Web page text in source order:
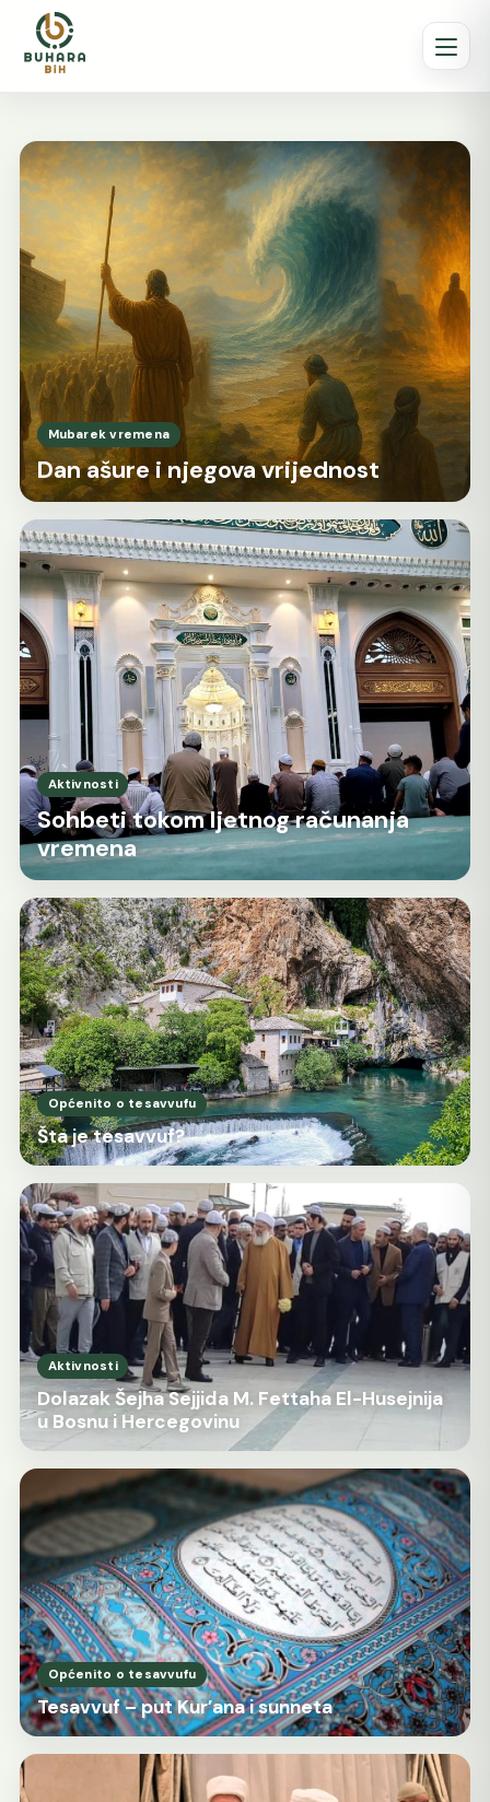
Islamska duhovnost puna
Mubarek vremena
Dan ašure i njegova vrijednost
Aktivnosti
Sohbeti tokom ljetnog računanja
vremena
Općenito o tesavvufu
Šta je tesavvuf?
Aktivnosti
Dolazak Šejha Sejjida M. Fettaha El-Husejnija
u Bosnu i Hercegovinu
Općenito o tesavvufu
Tesavvuf – put Kur’ana i sunneta